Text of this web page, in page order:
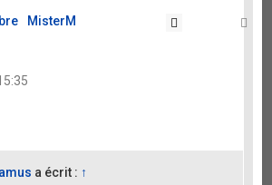
MisterM
a écrit : ↑